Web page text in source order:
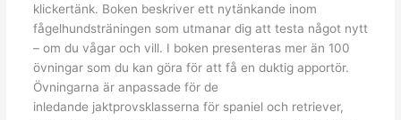
klickertänk. Boken beskriver ett nytänkande inom
fågelhundsträningen som utmanar dig att testa något nytt
– om du vågar och vill. I boken presenteras mer än 100
övningar som du kan göra för att få en duktig apportör.
Övningarna är anpassade för de
inledande jaktprovsklasserna för spaniel och retriever,